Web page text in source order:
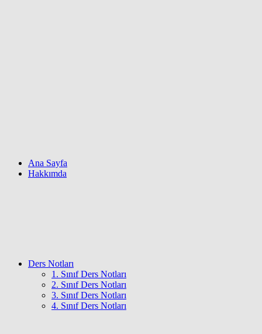
Ana Sayfa
Hakkımda
Ders Notları
1. Sınıf Ders Notları
2. Sınıf Ders Notları
3. Sınıf Ders Notları
4. Sınıf Ders Notları